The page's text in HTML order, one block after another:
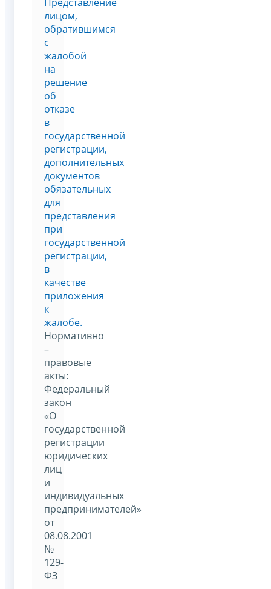
лицом,
обратившимся
с
жалобой
на
решение
об
отказе
в
государственной
регистрации,
дополнительных
документов
обязательных
для
представления
при
государственной
регистрации,
в
качестве
приложения
к
жалобе.
Нормативно
–
правовые
акты:
Федеральный
закон
«О
государственной
регистрации
юридических
лиц
и
индивидуальных
предпринимателей»
от
08.08.2001
№
129-
ФЗ